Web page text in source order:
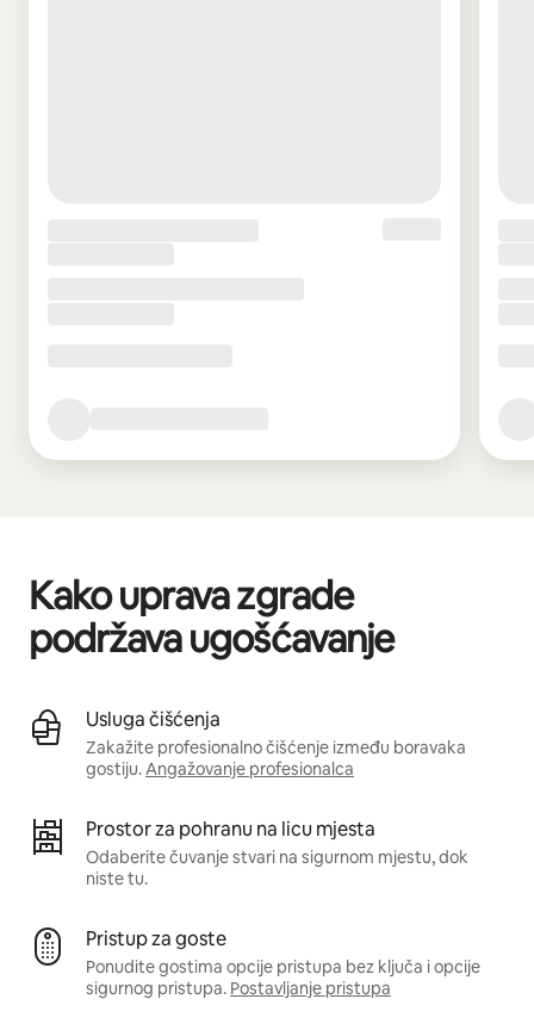
Kako uprava zgrade
podržava ugošćavanje
Usluga čišćenja
Zakažite profesionalno čišćenje između boravaka
gostiju.Angažovanje profesionalca
Prostor za pohranu na licu mjesta
Odaberite čuvanje stvari na sigurnom mjestu, dok
niste tu.
Pristup za goste
Ponudite gostima opcije pristupa bez ključa i opcije
sigurnog pristupa. Postavljanje pristupa